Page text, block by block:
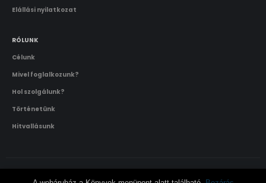
Elállási nyilatkozat
RÓLUNK
Célunk
Mivel foglalkozunk?
Hol szolgálunk?
Történetünk
Hitvallásunk